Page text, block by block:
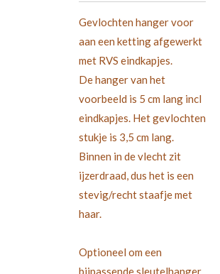
Gevlochten hanger voor
aan een ketting afgewerkt
met RVS eindkapjes.
De hanger van het
voorbeeld is 5 cm lang incl
eindkapjes. Het gevlochten
stukje is 3,5 cm lang.
Binnen in de vlecht zit
ijzerdraad, dus het is een
stevig/recht staafje met
haar.
Optioneel om een
bijpassende sleutelhanger